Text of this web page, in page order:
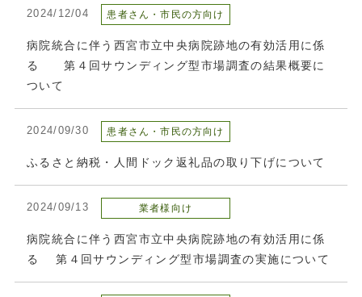
2024/12/04 患者さん・市民の方向け
病院統合に伴う西宮市立中央病院跡地の有効活用に係
る 第４回サウンディング型市場調査の結果概要に
ついて
2024/09/30 患者さん・市民の方向け
ふるさと納税・人間ドック返礼品の取り下げについて
2024/09/13 業者様向け
病院統合に伴う西宮市立中央病院跡地の有効活用に係
る 第４回サウンディング型市場調査の実施について